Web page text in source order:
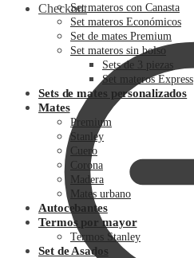
CheckoutSet materos con Canasta
Set materos Económicos
Set de mates Premium
Set materos sin bolso
Sets de 3 piezas
Set materos Express
Sets de mates personalizados
Mates
Premium
Stanley
Cuero
Corona
Madera
Mates urbano
Autocebantes
Termos por mayor
Termos Stanley
Set de Asados